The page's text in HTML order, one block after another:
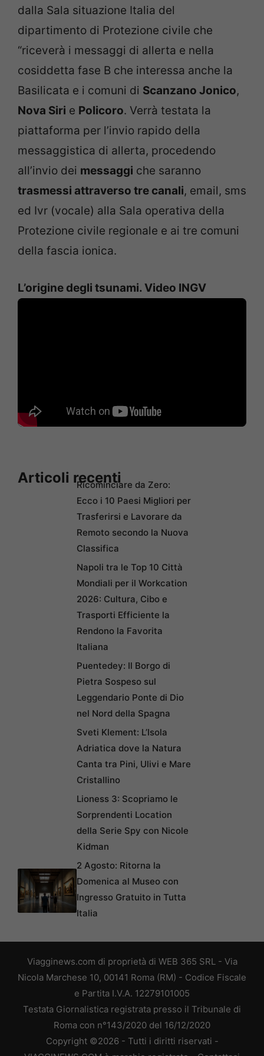
dalla Sala situazione Italia del
dipartimento di Protezione civile che
“riceverà i messaggi di allerta e nella
cosiddetta fase B che interessa anche la
Basilicata e i comuni di Scanzano Jonico,
Nova Siri e Policoro. Verrà testata la
piattaforma per l’invio rapido della
messaggistica di allerta, procedendo
all’invio dei messaggi che saranno
trasmessi attraverso tre canali, email, sms
ed Ivr (vocale) alla Sala operativa della
Protezione civile regionale e ai tre comuni
della fascia ionica.
L’origine degli tsunami. Video INGV
Articoli recentiRicominciare da Zero:
Ecco i 10 Paesi Migliori per
Trasferirsi e Lavorare da
Remoto secondo la Nuova
Classifica
Napoli tra le Top 10 Città
Mondiali per il Workcation
2026: Cultura, Cibo e
Trasporti Efficiente la
Rendono la Favorita
Italiana
Puentedey: Il Borgo di
Pietra Sospeso sul
Leggendario Ponte di Dio
nel Nord della Spagna
Sveti Klement: L’Isola
Adriatica dove la Natura
Canta tra Pini, Ulivi e Mare
Cristallino
Lioness 3: Scopriamo le
Sorprendenti Location
della Serie Spy con Nicole
Kidman
2 Agosto: Ritorna la
Domenica al Museo con
Ingresso Gratuito in Tutta
Italia
Viagginews.com di proprietà di WEB 365 SRL - Via
Nicola Marchese 10, 00141 Roma (RM) - Codice Fiscale
e Partita I.V.A. 12279101005
Testata Giornalistica registrata presso il Tribunale di
Roma con n°143/2020 del 16/12/2020
Copyright ©2026 - Tutti i diritti riservati -